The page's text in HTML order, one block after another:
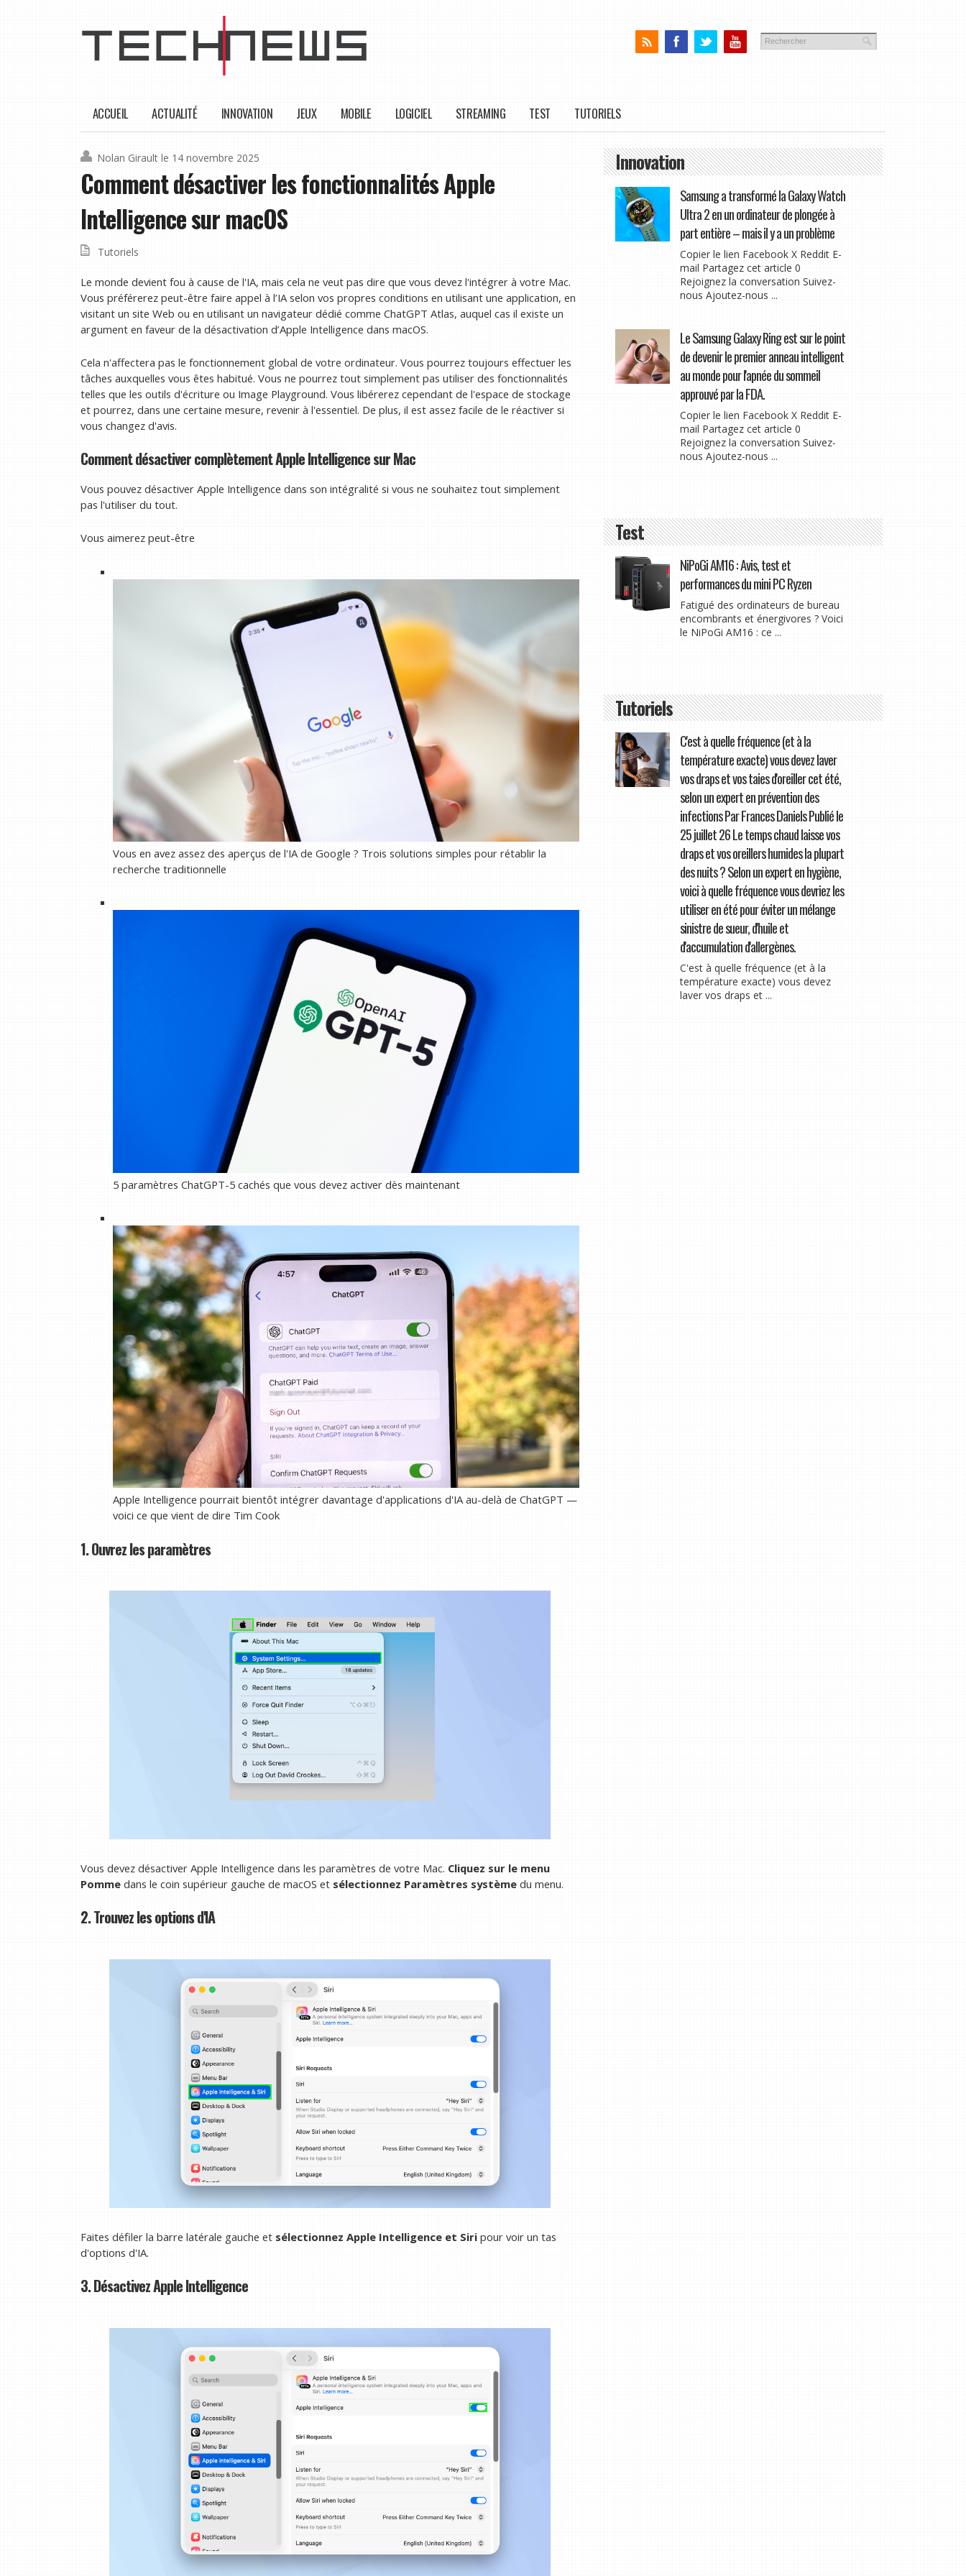
ACCUEIL ACTUALITÉ INNOVATION JEUX MOBILE LOGICIEL STREAMING TEST TUTORIELS
Nolan Girault le 14 novembre 2025
Comment désactiver les fonctionnalités Apple
Intelligence sur macOS
Tutoriels
Le monde devient fou à cause de l'IA, mais cela ne veut pas dire que vous devez l'intégrer à votre Mac.
Vous préférerez peut-être faire appel à l’IA selon vos propres conditions en utilisant une application, en
visitant un site Web ou en utilisant un navigateur dédié comme ChatGPT Atlas, auquel cas il existe un
argument en faveur de la désactivation d’Apple Intelligence dans macOS.
Cela n'affectera pas le fonctionnement global de votre ordinateur. Vous pourrez toujours effectuer les
tâches auxquelles vous êtes habitué. Vous ne pourrez tout simplement pas utiliser des fonctionnalités
telles que les outils d'écriture ou Image Playground. Vous libérerez cependant de l'espace de stockage
et pourrez, dans une certaine mesure, revenir à l'essentiel. De plus, il est assez facile de le réactiver si
vous changez d'avis.
Comment désactiver complètement Apple Intelligence sur Mac
Vous pouvez désactiver Apple Intelligence dans son intégralité si vous ne souhaitez tout simplement
pas l'utiliser du tout.
Vous aimerez peut-être
Vous en avez assez des aperçus de l'IA de Google ? Trois solutions simples pour rétablir la
recherche traditionnelle
5 paramètres ChatGPT-5 cachés que vous devez activer dès maintenant
Apple Intelligence pourrait bientôt intégrer davantage d'applications d'IA au-delà de ChatGPT —
voici ce que vient de dire Tim Cook
1. Ouvrez les paramètres
Vous devez désactiver Apple Intelligence dans les paramètres de votre Mac. Cliquez sur le menu
Pomme dans le coin supérieur gauche de macOS et sélectionnez Paramètres système du menu.
2. Trouvez les options d'IA
Faites défiler la barre latérale gauche et sélectionnez Apple Intelligence et Siri pour voir un tas
d'options d'IA.
3. Désactivez Apple Intelligence
Innovation
Samsung a transformé la Galaxy Watch
Ultra 2 en un ordinateur de plongée à
part entière – mais il y a un problème
Copier le lien Facebook X Reddit E-
mail Partagez cet article 0
Rejoignez la conversation Suivez-
nous Ajoutez-nous ...
Le Samsung Galaxy Ring est sur le point
de devenir le premier anneau intelligent
au monde pour l'apnée du sommeil
approuvé par la FDA.
Copier le lien Facebook X Reddit E-
mail Partagez cet article 0
Rejoignez la conversation Suivez-
nous Ajoutez-nous ...
Test
NiPoGi AM16 : Avis, test et
performances du mini PC Ryzen
Fatigué des ordinateurs de bureau
encombrants et énergivores ? Voici
le NiPoGi AM16 : ce ...
Tutoriels
C'est à quelle fréquence (et à la
température exacte) vous devez laver
vos draps et vos taies d'oreiller cet été,
selon un expert en prévention des
infections Par Frances Daniels Publié le
25 juillet 26 Le temps chaud laisse vos
draps et vos oreillers humides la plupart
des nuits ? Selon un expert en hygiène,
voici à quelle fréquence vous devriez les
utiliser en été pour éviter un mélange
sinistre de sueur, d'huile et
d'accumulation d'allergènes.
C'est à quelle fréquence (et à la
température exacte) vous devez
laver vos draps et ...